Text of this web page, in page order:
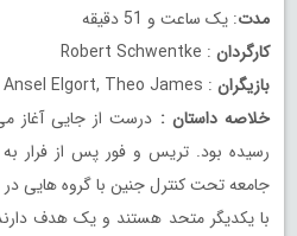
مدت: یک ساعت و 51 دقیقه
کارگردان : Robert Schwentke
بازیگران : Shailene Woodley, Ansel Elgort, Theo James
خلاصه داستان : درست از جایی آغاز
رسیده بود. تریس و فور پس از فرار
جامعه تحت کنترل جنین با گروه هایی در